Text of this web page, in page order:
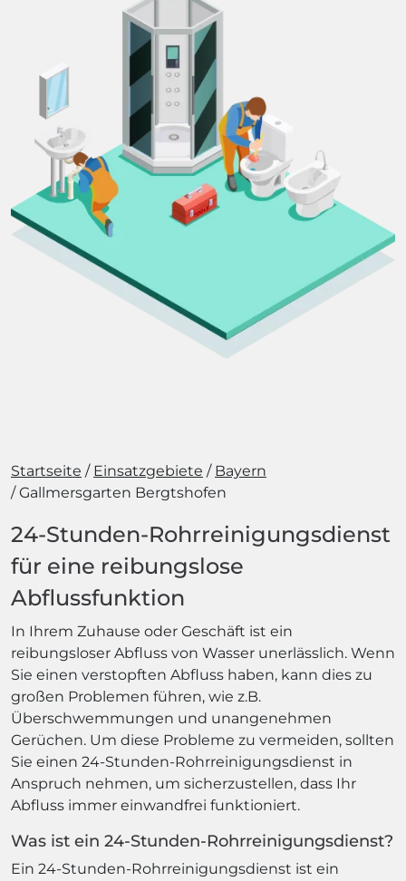
Startseite Einsatzgebiete
Bayern
Gallmersgarten Bergtshofen
24-Stunden-Rohrreinigungsdienst
für eine reibungslose
Abflussfunktion
In Ihrem Zuhause oder Geschäft ist ein
reibungsloser Abfluss von Wasser unerlässlich. Wenn
Sie einen verstopften Abfluss haben, kann dies zu
großen Problemen führen, wie z.B.
Überschwemmungen und unangenehmen
Gerüchen. Um diese Probleme zu vermeiden, sollten
Sie einen 24-Stunden-Rohrreinigungsdienst in
Anspruch nehmen, um sicherzustellen, dass Ihr
Abfluss immer einwandfrei funktioniert.
Was ist ein 24-Stunden-Rohrreinigungsdienst?
Ein 24-Stunden-Rohrreinigungsdienst ist ein